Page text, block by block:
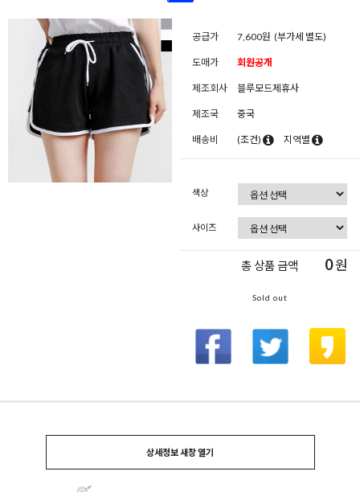
공급가 7,600원 (부가세 별도)
도매가 회원공개
제조회사 블루모드제휴사
제조국 중국
배송비 (조건) 지역별
색상
사이즈
총 상품 금액 0원
Sold out
상세정보 새창 열기